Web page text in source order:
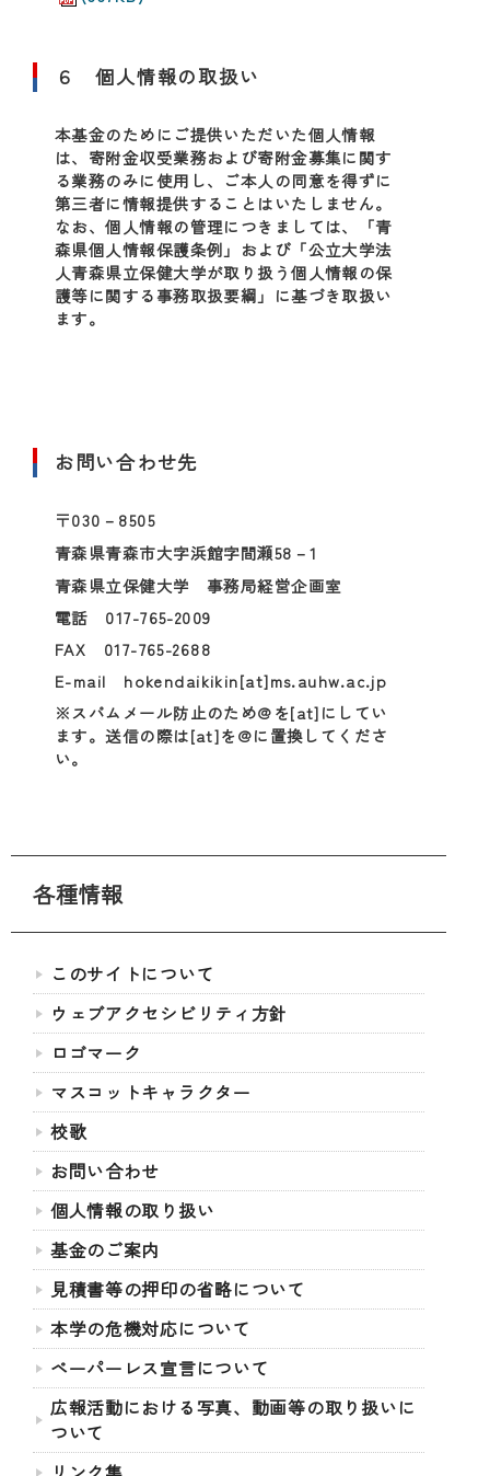
６ 個人情報の取扱い
本基金のためにご提供いただいた個人情報
は、寄附金収受業務および寄附金募集に関す
る業務のみに使用し、ご本人の同意を得ずに
第三者に情報提供することはいたしません。
なお、個人情報の管理につきましては、「青
森県個人情報保護条例」および「公立大学法
人青森県立保健大学が取り扱う個人情報の保
護等に関する事務取扱要綱」に基づき取扱い
ます。
お問い合わせ先
〒030－8505
青森県青森市大字浜館字間瀬58－1
青森県立保健大学 事務局経営企画室
電話 017-765-2009
FAX 017-765-2688
E-mail hokendaikikin[at]ms.auhw.ac.jp
※スパムメール防止のため@を[at]にしてい
ます。送信の際は[at]を@に置換してくださ
い。
各種情報
このサイトについて
ウェブアクセシビリティ方針
ロゴマーク
マスコットキャラクター
校歌
お問い合わせ
個人情報の取り扱い
基金のご案内
見積書等の押印の省略について
本学の危機対応について
ペーパーレス宣言について
広報活動における写真、動画等の取り扱いに
ついて